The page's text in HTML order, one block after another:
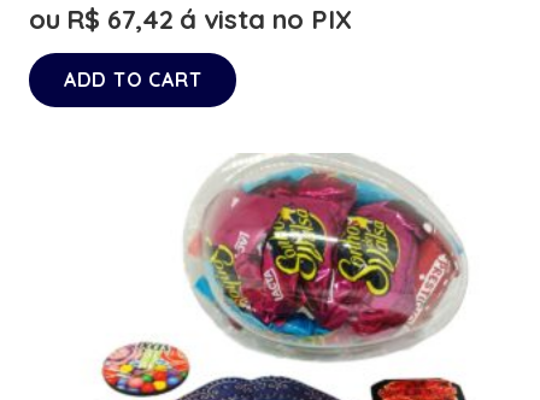
ou R$ 67,42 á vista no PIX
ADD TO CART